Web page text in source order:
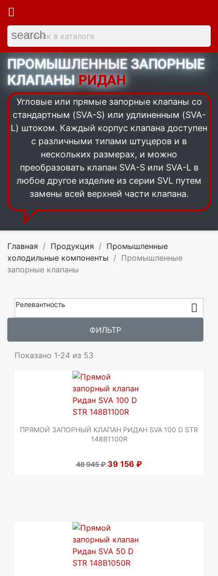

search
ПРОМЫШЛЕННЫЕ ЗАПОРНЫЕ
КЛАПАНЫ РИДАН
Угловые или прямые запорные клапаны со
стандартным (SVA-S) или удлиненным (SVA-
L) штоком. Каждый корпус клапана доступен
с различными типами штуцеров и в
нескольких размерах, и можно
преобразовать клапан SVA-S или SVA-L в
любое другое изделие из серии SVL путем
замены всей верхней части клапана.
Главная Продукция
Промышленные
холодильные компоненты
Промышленные
запорные клапаны
Релевантность 
ФИЛЬТР
Показано 1-24 из 53
ПРЯМОЙ ЗАПОРНЫЙ КЛАПАН РИДАН SVA 100 D STR
148B1100R
48 945 ₽ 39 156 ₽